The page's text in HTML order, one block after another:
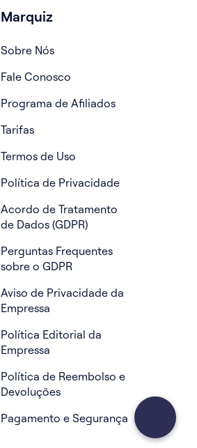
Marquiz
Sobre Nós
Fale Conosco
Programa de Afiliados
Tarifas
Termos de Uso
Política de Privacidade
Acordo de Tratamento
de Dados (GDPR)
Perguntas Frequentes
sobre o GDPR
Aviso de Privacidade da
Empressa
Política Editorial da
Empressa
Política de Reembolso e
Devoluções
Pagamento e Segurança